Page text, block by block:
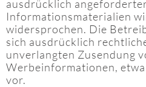
ausdrücklich
Informationsmaterialien
widersprochen. Die
sich ausdrücklich
unverlangten Zusendung
Werbeinformationen,
vor.